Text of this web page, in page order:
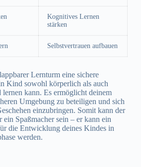
Kognitives Lernen
stärken
Selbstvertrauen aufbauen
Lernturm eine sichere
Kind sowohl körperlich als auch
kann. Es ermöglicht deinem
Umgebung zu beteiligen und sich
einzubringen. Somit kann der
Spaßmacher sein – er kann ein
die Entwicklung deines Kindes in
werden.